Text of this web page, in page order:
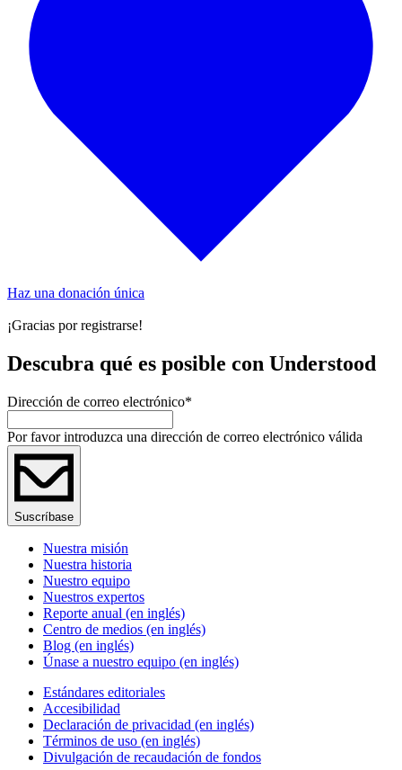
Haz una donación única
¡Gracias por registrarse!
Descubra qué es posible con Understood
Dirección de correo electrónico*
Por favor introduzca una dirección de correo electrónico válida
Suscríbase
Nuestra misión
Nuestra historia
Nuestro equipo
Nuestros expertos
Reporte anual (en inglés)
Centro de medios (en inglés)
Blog (en inglés)
Únase a nuestro equipo (en inglés)
Estándares editoriales
Accesibilidad
Declaración de privacidad (en inglés)
Términos de uso (en inglés)
Divulgación de recaudación de fondos